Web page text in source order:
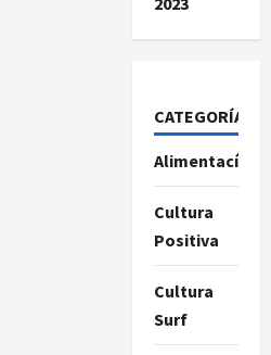
CATEGORÍAS
Alimentacíon
Cultura
Positiva
Cultura
Surf